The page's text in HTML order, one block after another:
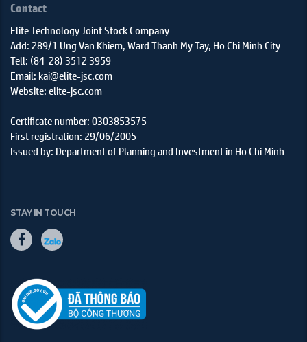
Contact
Elite Technology Joint Stock Company
Add: 289/1 Ung Van Khiem, Ward Thanh My Tay, Ho Chi Minh City
Tell: (84-28) 3512 3959
Email: kai@elite-jsc.com
Website: elite-jsc.com
Certificate number: 0303853575
First registration: 29/06/2005
Issued by: Department of Planning and Investment in Ho Chi Minh
STAY IN TOUCH